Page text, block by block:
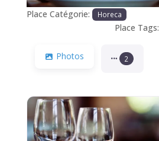
Place Catégorie: Horeca
Place Tags:
Photos 2